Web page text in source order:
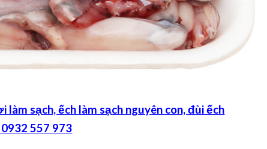
sạch, ếch làm sạch nguyên con, đùi ếch
557 973